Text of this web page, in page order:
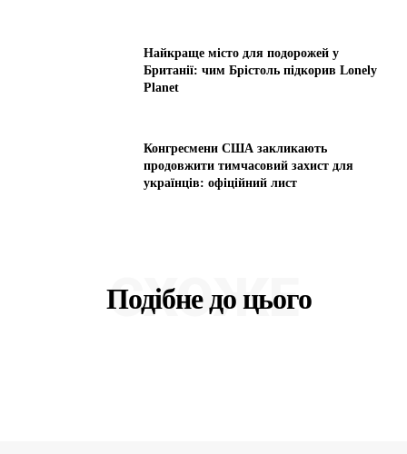
Найкраще місто для подорожей у
Британії: чим Брістоль підкорив Lonely
Planet
Конгресмени США закликають
продовжити тимчасовий захист для
українців: офіційний лист
Подібне до цього
СХОЖЕ